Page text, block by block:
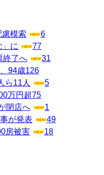
模索
6
に
77
終了へ
31
94歳126
ら11人
5
万円超75
閉店へ
1
が発表
49
房被害
18